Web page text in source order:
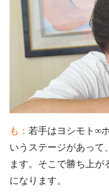
も： 若手はヨシモト∞
いうステージがあって
ます。そこで勝ち上が
になります。